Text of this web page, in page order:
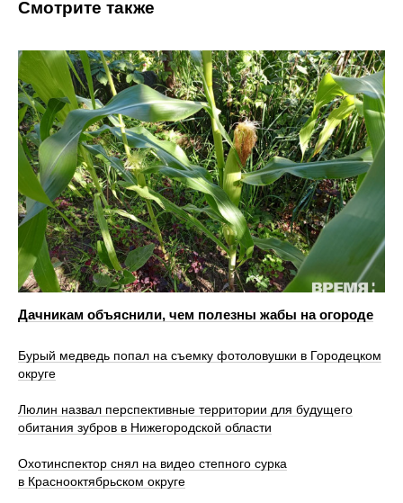
Смотрите также
Дачникам объяснили, чем полезны жабы на огороде
Бурый медведь попал на съемку фотоловушки в Городецком
округе
Люлин назвал перспективные территории для будущего
обитания зубров в Нижегородской области
Охотинспектор снял на видео степного сурка
в Краснооктябрьском округе